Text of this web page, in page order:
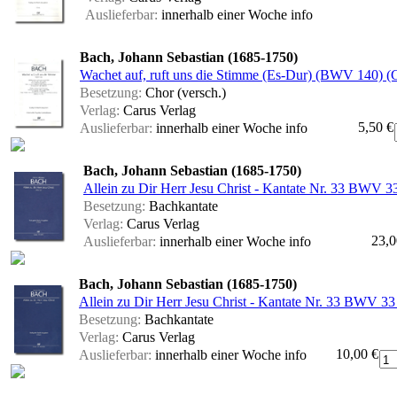
Auslieferbar: innerhalb einer Woche info
Bach, Johann Sebastian (1685-1750)
Wachet auf, ruft uns die Stimme (Es-Dur) (BWV 140)
Besetzung: Chor (versch.)
Verlag: Carus Verlag
Auslieferbar: innerhalb einer Woche info 5,50 €
Bach, Johann Sebastian (1685-1750)
Allein zu Dir Herr Jesu Christ - Kantate Nr. 33 BWV
Besetzung: Bachkantate
Verlag: Carus Verlag
Auslieferbar: innerhalb einer Woche info
Bach, Johann Sebastian (1685-1750)
Allein zu Dir Herr Jesu Christ - Kantate Nr. 33 BWV
Besetzung: Bachkantate
Verlag: Carus Verlag
Auslieferbar: innerhalb einer Woche info 10,00 €